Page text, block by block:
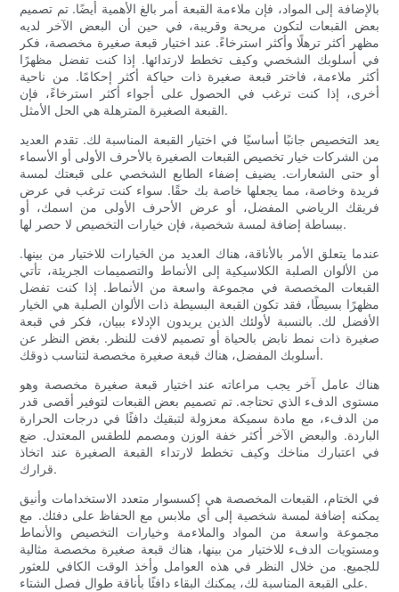
بالإضافة إلى المواد، فإن ملاءمة القبعة أمر بالغ الأهمية أيضًا. تم تصميم
بعض القبعات لتكون مريحة وقريبة، في حين أن البعض الآخر لديه
مظهر أكثر ترهلًا وأكثر استرخاءً. عند اختيار قبعة صغيرة مخصصة، فكر
في أسلوبك الشخصي وكيف تخطط لارتدائها. إذا كنت تفضل مظهرًا
أكثر ملاءمة، فاختر قبعة صغيرة ذات حياكة أكثر إحكامًا. من ناحية
أخرى، إذا كنت ترغب في الحصول على أجواء أكثر استرخاءً، فإن
القبعة الصغيرة المترهلة هي الحل الأمثل.
يعد التخصيص جانبًا أساسيًا في اختيار القبعة المناسبة لك. تقدم العديد
من الشركات خيار تخصيص القبعات الصغيرة بالأحرف الأولى أو الأسماء
أو حتى الشعارات. يضيف إضفاء الطابع الشخصي على قبعتك لمسة
فريدة وخاصة، مما يجعلها خاصة بك حقًا. سواء كنت ترغب في عرض
فريقك الرياضي المفضل، أو عرض الأحرف الأولى من اسمك، أو
ببساطة إضافة لمسة شخصية، فإن خيارات التخصيص لا حصر لها.
عندما يتعلق الأمر بالأناقة، هناك العديد من الخيارات للاختيار من بينها.
من الألوان الصلبة الكلاسيكية إلى الأنماط والتصميمات الجريئة، تأتي
القبعات المخصصة في مجموعة واسعة من الأنماط. إذا كنت تفضل
مظهرًا بسيطًا، فقد تكون القبعة البسيطة ذات الألوان الصلبة هي الخيار
الأفضل لك. بالنسبة لأولئك الذين يريدون الإدلاء ببيان، فكر في قبعة
صغيرة ذات نمط نابض بالحياة أو تصميم لافت للنظر. بغض النظر عن
أسلوبك المفضل، هناك قبعة صغيرة مخصصة لتناسب ذوقك.
هناك عامل آخر يجب مراعاته عند اختيار قبعة صغيرة مخصصة وهو
مستوى الدفء الذي تحتاجه. تم تصميم بعض القبعات لتوفير أقصى قدر
من الدفء، مع مادة سميكة معزولة لتبقيك دافئًا في درجات الحرارة
الباردة. والبعض الآخر أكثر خفة الوزن ومصمم للطقس المعتدل. ضع
في اعتبارك مناخك وكيف تخطط لارتداء القبعة الصغيرة عند اتخاذ
قرارك.
في الختام، القبعات المخصصة هي إكسسوار متعدد الاستخدامات وأنيق
يمكنه إضافة لمسة شخصية إلى أي ملابس مع الحفاظ على دفئك. مع
مجموعة واسعة من المواد والملاءمة وخيارات التخصيص والأنماط
ومستويات الدفء للاختيار من بينها، هناك قبعة صغيرة مخصصة مثالية
للجميع. من خلال النظر في هذه العوامل وأخذ الوقت الكافي للعثور
على القبعة المناسبة لك، يمكنك البقاء دافئًا بأناقة طوال فصل الشتاء.